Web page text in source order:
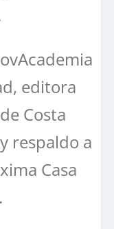
editora
Costa
respaldo a
Casa